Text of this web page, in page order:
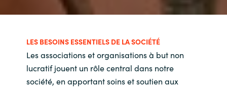
LES BESOINS ESSENTIELS DE LA SOCIÉTÉ
Les associations et organisations à but non
lucratif jouent un rôle central dans notre
société, en apportant soins et soutien aux